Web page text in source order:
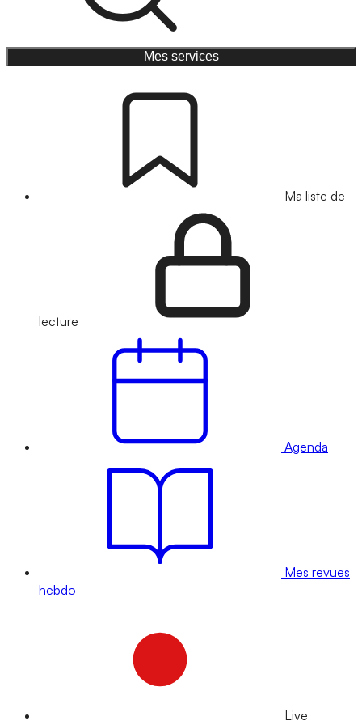
Mes services
Ma liste de
lecture
Agenda
Mes revues
hebdo
Live